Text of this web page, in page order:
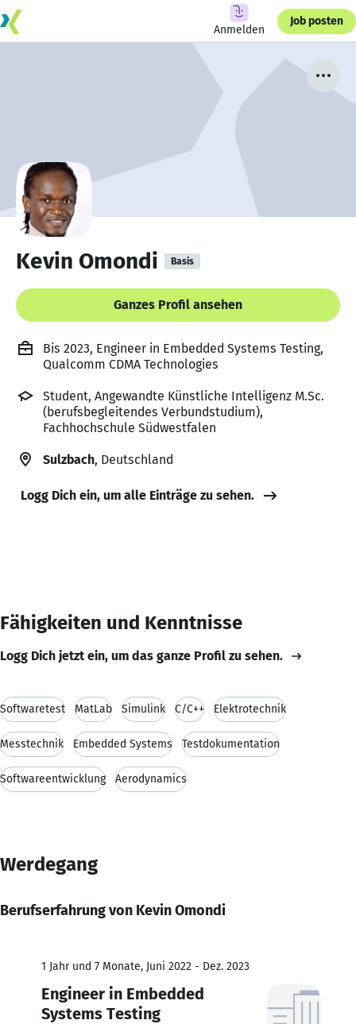
Anmelden
Job posten
Kevin Omondi Basis
Ganzes Profil ansehen
Bis 2023, Engineer in Embedded Systems Testing,
Qualcomm CDMA Technologies
Student, Angewandte Künstliche Intelligenz M.Sc.
(berufsbegleitendes Verbundstudium),
Fachhochschule Südwestfalen
Sulzbach, Deutschland
Logg Dich ein, um alle Einträge zu sehen.
Fähigkeiten und Kenntnisse
Logg Dich jetzt ein, um das ganze Profil zu sehen.
Softwaretest MatLab Simulink C/C++ Elektrotechnik
Messtechnik Embedded Systems Testdokumentation
Softwareentwicklung Aerodynamics
Werdegang
Berufserfahrung von Kevin Omondi
1 Jahr und 7 Monate, Juni 2022 - Dez. 2023
Engineer in Embedded
Systems Testing